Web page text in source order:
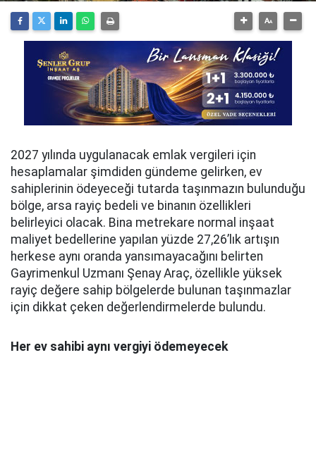
2027 yılında uygulanacak emlak vergileri için
hesaplamalar şimdiden gündeme gelirken, ev
sahiplerinin ödeyeceği tutarda taşınmazın bulunduğu
bölge, arsa rayiç bedeli ve binanın özellikleri
belirleyici olacak. Bina metrekare normal inşaat
maliyet bedellerine yapılan yüzde 27,26’lık artışın
herkese aynı oranda yansımayacağını belirten
Gayrimenkul Uzmanı Şenay Araç, özellikle yüksek
rayiç değere sahip bölgelerde bulunan taşınmazlar
için dikkat çeken değerlendirmelerde bulundu.
Her ev sahibi aynı vergiyi ödemeyecek